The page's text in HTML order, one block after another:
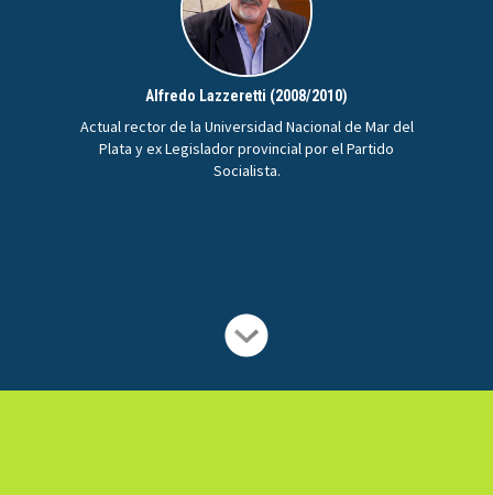
Alfredo Lazzeretti (2008/2010)
Actual rector de la Universidad Nacional de Mar del
Plata y ex Legislador provincial por el Partido
Socialista.